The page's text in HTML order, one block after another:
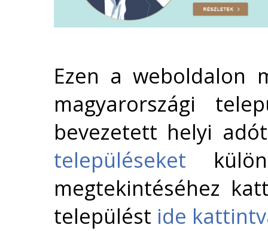
Ezen a weboldalon
magyarországi
bevezetett helyi
településeket
megtekintéséhez
települést ide